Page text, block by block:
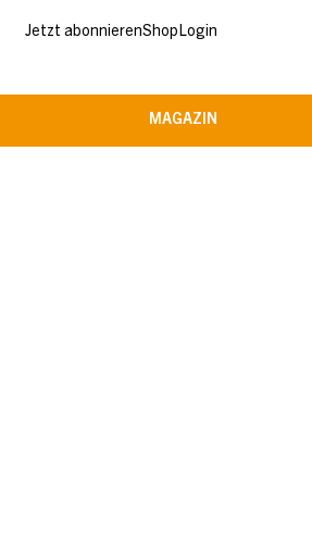
Jetzt abonnierenShopLogin
MAGAZIN